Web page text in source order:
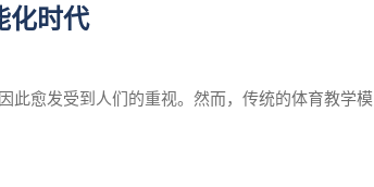
化时代
此愈发受到人们的重视。然而，传统的体育教学模